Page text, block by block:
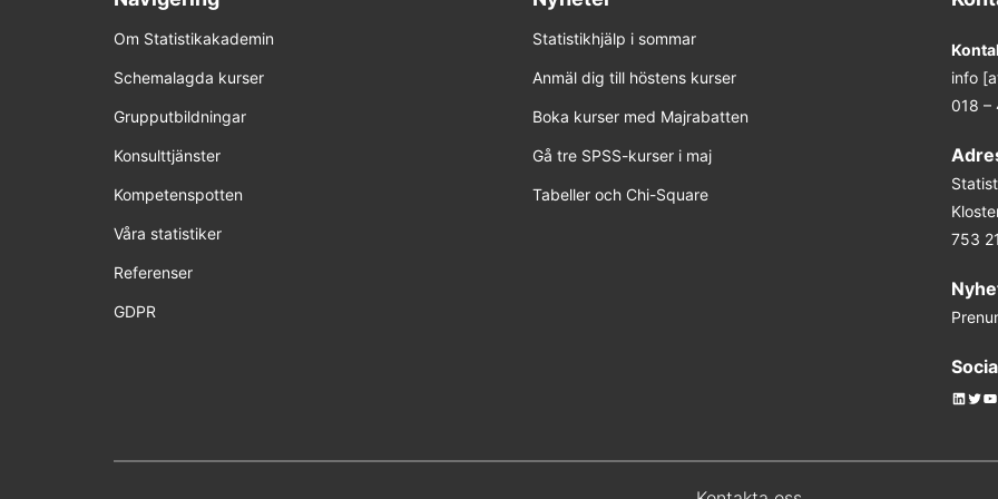
18-19 maj 2027 Online
Förhandsbokning (obestämt datum)
Om Statistikakademin
Schemalagda kurser
Grupputbildningar
Konsulttjänster
Kompetenspotten
Våra statistiker
Referenser
GDPR
Statistikhjälp i sommar
Anmäl dig till höstens kurser
Boka kurser med Majrabatten
Gå tre SPSS-kurser i maj
Tabeller och Chi-Square
info
018 –
753